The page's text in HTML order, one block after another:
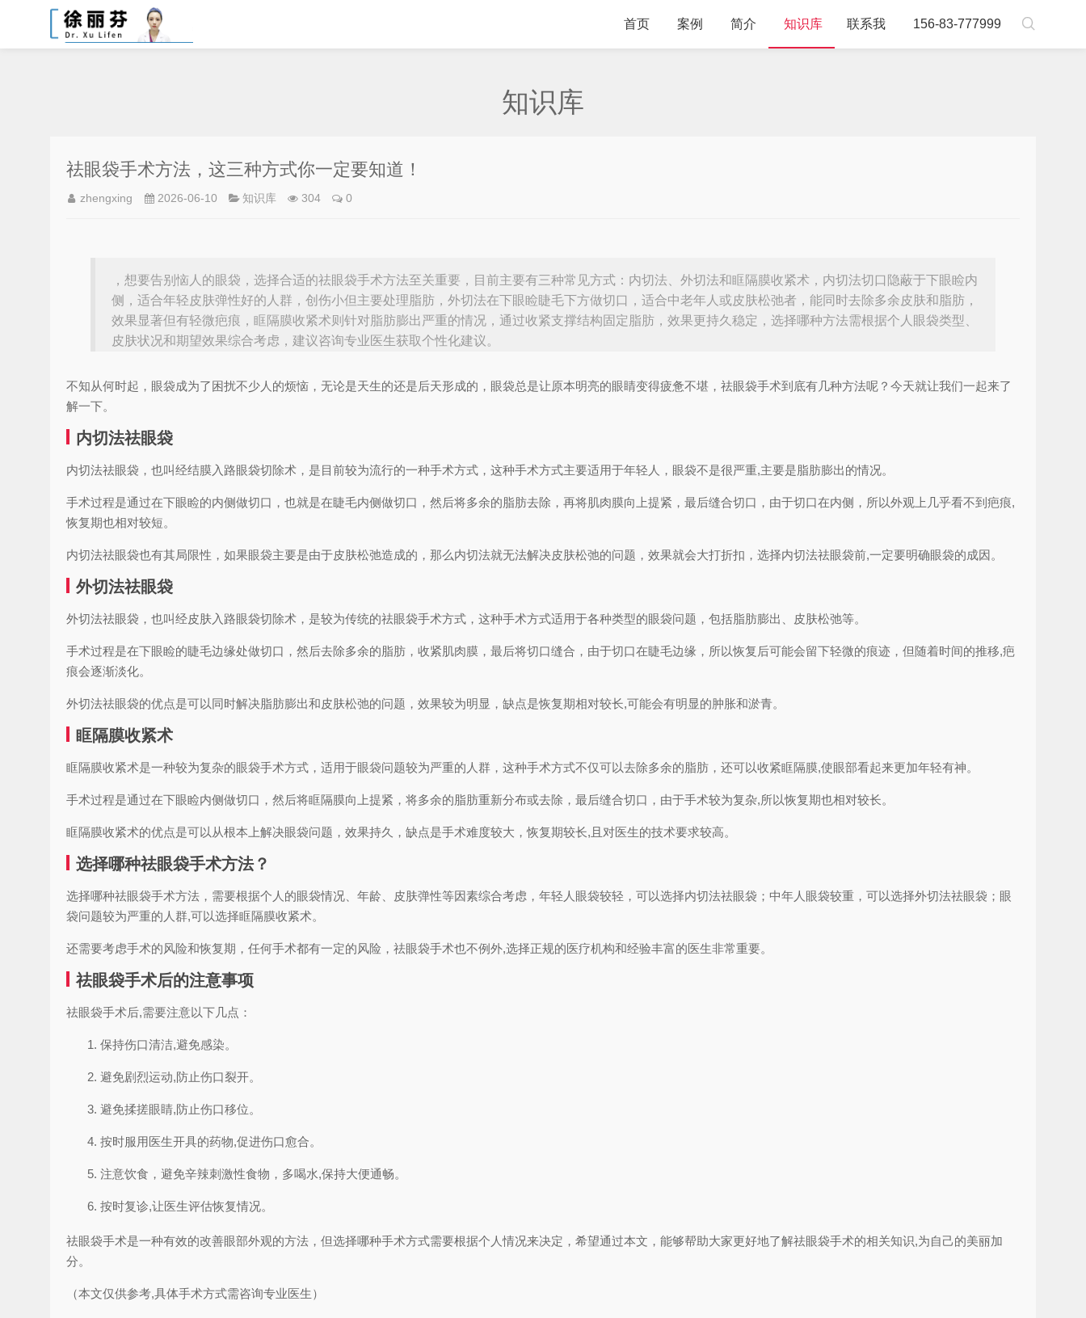
首页 案例 简介 知识库 联系我 156-83-777999 
知识库
祛眼袋手术方法，这三种方式你一定要知道！
zhengxing 2026-06-10 知识库 304 0
，想要告别恼人的眼袋，选择合适的祛眼袋手术方法至关重要，目前主要有三种常见方式：内切法、外切法和眶隔膜收紧术，内切法切口隐蔽于下眼睑内
侧，适合年轻皮肤弹性好的人群，创伤小但主要处理脂肪，外切法在下眼睑睫毛下方做切口，适合中老年人或皮肤松弛者，能同时去除多余皮肤和脂肪，
效果显著但有轻微疤痕，眶隔膜收紧术则针对脂肪膨出严重的情况，通过收紧支撑结构固定脂肪，效果更持久稳定，选择哪种方法需根据个人眼袋类型、
皮肤状况和期望效果综合考虑，建议咨询专业医生获取个性化建议。
不知从何时起，眼袋成为了困扰不少人的烦恼，无论是天生的还是后天形成的，眼袋总是让原本明亮的眼睛变得疲惫不堪，祛眼袋手术到底有几种方法呢？今天就让我们一起来了
解一下。
内切法祛眼袋
内切法祛眼袋，也叫经结膜入路眼袋切除术，是目前较为流行的一种手术方式，这种手术方式主要适用于年轻人，眼袋不是很严重,主要是脂肪膨出的情况。
手术过程是通过在下眼睑的内侧做切口，也就是在睫毛内侧做切口，然后将多余的脂肪去除，再将肌肉膜向上提紧，最后缝合切口，由于切口在内侧，所以外观上几乎看不到疤痕,
恢复期也相对较短。
内切法祛眼袋也有其局限性，如果眼袋主要是由于皮肤松弛造成的，那么内切法就无法解决皮肤松弛的问题，效果就会大打折扣，选择内切法祛眼袋前,一定要明确眼袋的成因。
外切法祛眼袋
外切法祛眼袋，也叫经皮肤入路眼袋切除术，是较为传统的祛眼袋手术方式，这种手术方式适用于各种类型的眼袋问题，包括脂肪膨出、皮肤松弛等。
手术过程是在下眼睑的睫毛边缘处做切口，然后去除多余的脂肪，收紧肌肉膜，最后将切口缝合，由于切口在睫毛边缘，所以恢复后可能会留下轻微的痕迹，但随着时间的推移,疤
痕会逐渐淡化。
外切法祛眼袋的优点是可以同时解决脂肪膨出和皮肤松弛的问题，效果较为明显，缺点是恢复期相对较长,可能会有明显的肿胀和淤青。
眶隔膜收紧术
眶隔膜收紧术是一种较为复杂的眼袋手术方式，适用于眼袋问题较为严重的人群，这种手术方式不仅可以去除多余的脂肪，还可以收紧眶隔膜,使眼部看起来更加年轻有神。
手术过程是通过在下眼睑内侧做切口，然后将眶隔膜向上提紧，将多余的脂肪重新分布或去除，最后缝合切口，由于手术较为复杂,所以恢复期也相对较长。
眶隔膜收紧术的优点是可以从根本上解决眼袋问题，效果持久，缺点是手术难度较大，恢复期较长,且对医生的技术要求较高。
选择哪种祛眼袋手术方法？
选择哪种祛眼袋手术方法，需要根据个人的眼袋情况、年龄、皮肤弹性等因素综合考虑，年轻人眼袋较轻，可以选择内切法祛眼袋；中年人眼袋较重，可以选择外切法祛眼袋；眼
袋问题较为严重的人群,可以选择眶隔膜收紧术。
还需要考虑手术的风险和恢复期，任何手术都有一定的风险，祛眼袋手术也不例外,选择正规的医疗机构和经验丰富的医生非常重要。
祛眼袋手术后的注意事项
祛眼袋手术后,需要注意以下几点：
保持伤口清洁,避免感染。
避免剧烈运动,防止伤口裂开。
避免揉搓眼睛,防止伤口移位。
按时服用医生开具的药物,促进伤口愈合。
注意饮食，避免辛辣刺激性食物，多喝水,保持大便通畅。
按时复诊,让医生评估恢复情况。
祛眼袋手术是一种有效的改善眼部外观的方法，但选择哪种手术方式需要根据个人情况来决定，希望通过本文，能够帮助大家更好地了解祛眼袋手术的相关知识,为自己的美丽加
分。
（本文仅供参考,具体手术方式需咨询专业医生）